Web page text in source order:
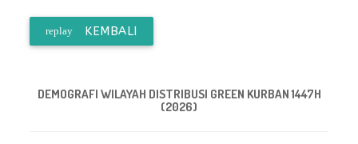
KEMBALI
replay
DEMOGRAFI WILAYAH DISTRIBUSI GREEN KURBAN 1447H
(2026)